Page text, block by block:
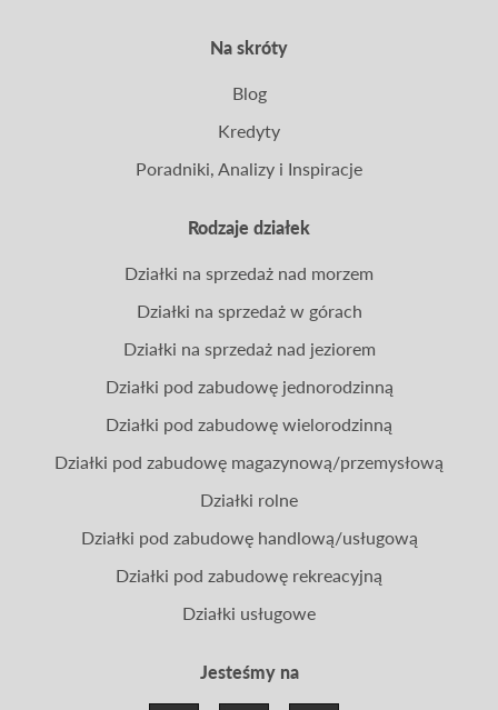
Na skróty
Rodzaje działek
Jesteśmy na
Blog
Kredyty
Poradniki, Analizy i Inspiracje
Działki na sprzedaż nad morzem
Działki na sprzedaż w górach
Działki na sprzedaż nad jeziorem
Działki pod zabudowę jednorodzinną
Działki pod zabudowę wielorodzinną
Działki pod zabudowę magazynową/przemysłową
Działki rolne
Działki pod zabudowę handlową/usługową
Działki pod zabudowę rekreacyjną
Działki usługowe